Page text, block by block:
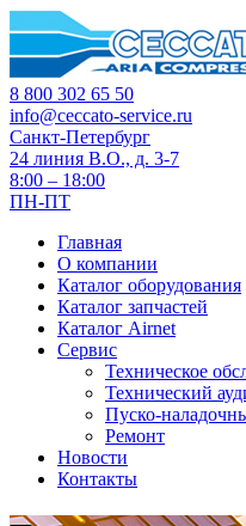
8 800 302 65 50
info@ceccato-service.ru
Санкт-Петербург
24 линия В.О., д. 3-7
8:00 – 18:00
ПН-ПТ
Главная
О компании
Каталог оборудования
Каталог запчастей
Каталог Airnet
Сервис
Техническое
Технический
Пуско-
Ремонт
Новости
Контакты